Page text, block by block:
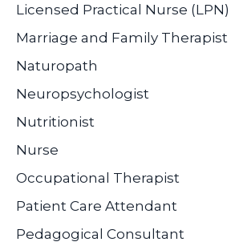
Licensed Practical Nurse (LPN)
Marriage and Family Therapist
Naturopath
Neuropsychologist
Nutritionist
Nurse
Occupational Therapist
Patient Care Attendant
Pedagogical Consultant